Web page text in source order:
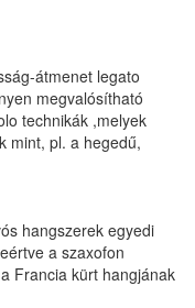
átmenet legato
megvalósítható
technikák ,melyek
mint, pl. a hegedű,
hangszerek egyedi
a szaxofon
Francia kürt hangjának